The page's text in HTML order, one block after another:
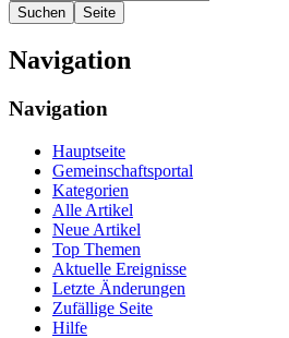
Navigation
Navigation
Hauptseite
Gemeinschaftsportal
Kategorien
Alle Artikel
Neue Artikel
Top Themen
Aktuelle Ereignisse
Letzte Änderungen
Zufällige Seite
Hilfe